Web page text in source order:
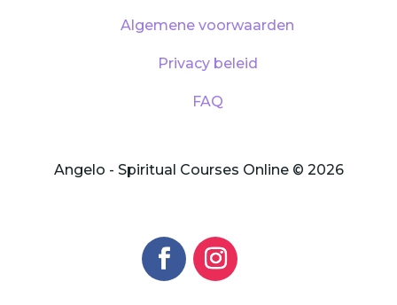
Algemene voorwaarden
Privacy beleid
FAQ
Angelo - Spiritual Courses Online © 2026